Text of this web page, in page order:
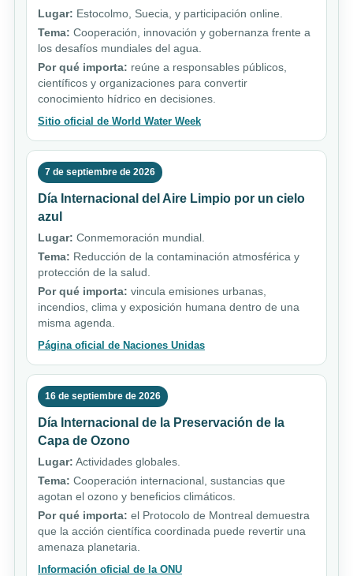
Lugar: Estocolmo, Suecia, y participación online.
Tema: Cooperación, innovación y gobernanza frente a
los desafíos mundiales del agua.
Por qué importa: reúne a responsables públicos,
científicos y organizaciones para convertir
conocimiento hídrico en decisiones.
Sitio oficial de World Water Week
7 de septiembre de 2026
Día Internacional del Aire Limpio por un cielo
azul
Lugar: Conmemoración mundial.
Tema: Reducción de la contaminación atmosférica y
protección de la salud.
Por qué importa: vincula emisiones urbanas,
incendios, clima y exposición humana dentro de una
misma agenda.
Página oficial de Naciones Unidas
16 de septiembre de 2026
Día Internacional de la Preservación de la
Capa de Ozono
Lugar: Actividades globales.
Tema: Cooperación internacional, sustancias que
agotan el ozono y beneficios climáticos.
Por qué importa: el Protocolo de Montreal demuestra
que la acción científica coordinada puede revertir una
amenaza planetaria.
Información oficial de la ONU